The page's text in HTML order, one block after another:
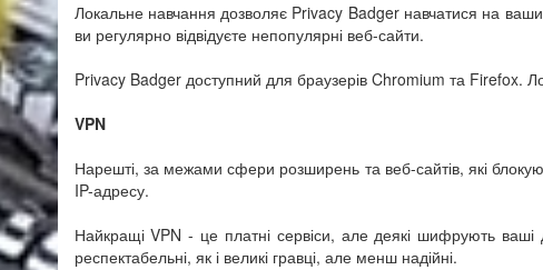
Локальне навчання дозволяє Privacy Badger навчатися на
ви регулярно відвідуєте непопулярні веб-сайти.
Privacy Badger доступний для браузерів Chromium та Firefox.
VPN
Нарешті, за межами сфери розширень та веб-сайтів, які
IP-адресу.
Найкращі VPN - це платні сервіси, але деякі шифрують
респектабельні, як і великі гравці, але менш надійні.